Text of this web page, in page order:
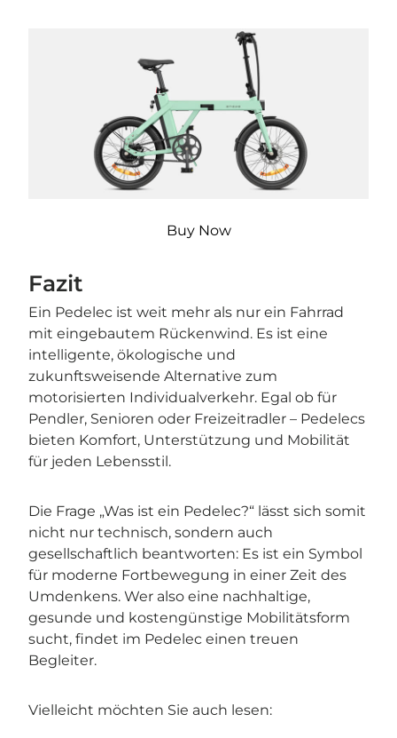
Buy Now
Fazit
Ein Pedelec ist weit mehr als nur ein Fahrrad
mit eingebautem Rückenwind. Es ist eine
intelligente, ökologische und
zukunftsweisende Alternative zum
motorisierten Individualverkehr. Egal ob für
Pendler, Senioren oder Freizeitradler – Pedelecs
bieten Komfort, Unterstützung und Mobilität
für jeden Lebensstil.
Die Frage „Was ist ein Pedelec?“ lässt sich somit
nicht nur technisch, sondern auch
gesellschaftlich beantworten: Es ist ein Symbol
für moderne Fortbewegung in einer Zeit des
Umdenkens. Wer also eine nachhaltige,
gesunde und kostengünstige Mobilitätsform
sucht, findet im Pedelec einen treuen
Begleiter.
Vielleicht möchten Sie auch lesen: